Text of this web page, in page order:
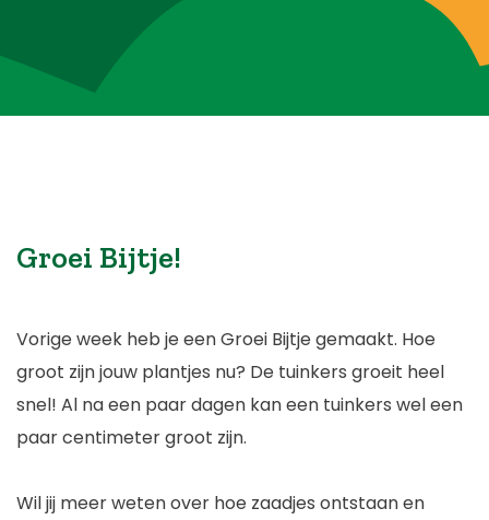
Groei Bijtje!
Vorige week heb je een Groei Bijtje gemaakt. Hoe
groot zijn jouw plantjes nu? De tuinkers groeit heel
snel! Al na een paar dagen kan een tuinkers wel een
paar centimeter groot zijn.
Wil jij meer weten over hoe zaadjes ontstaan en